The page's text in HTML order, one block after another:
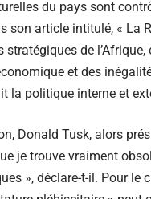
du pays sont
son article intitulé, « La
stratégiques de
et des
la politique interne et
Donald Tusk, alors
je trouve vraiment
», déclare-t-il. Pour